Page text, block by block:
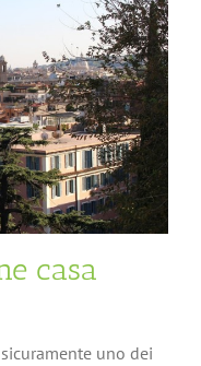
casa
uno dei